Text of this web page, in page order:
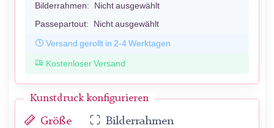
Bilderrahmen: Nicht ausgewählt
Passepartout: Nicht ausgewählt
Versand gerollt in 2-4 Werktagen
Kostenloser Versand
Kunstdruck konfigurieren
Größe Bilderrahmen